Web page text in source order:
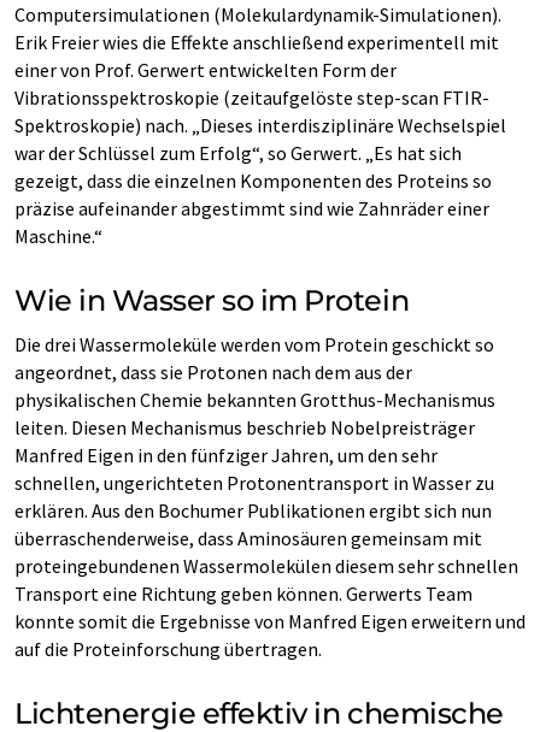
Computersimulationen (Molekulardynamik-Simulationen).
Erik Freier wies die Effekte anschließend experimentell mit
einer von Prof. Gerwert entwickelten Form der
Vibrationsspektroskopie (zeitaufgelöste step-scan FTIR-
Spektroskopie) nach. „Dieses interdisziplinäre Wechselspiel
war der Schlüssel zum Erfolg“, so Gerwert. „Es hat sich
gezeigt, dass die einzelnen Komponenten des Proteins so
präzise aufeinander abgestimmt sind wie Zahnräder einer
Maschine.“
Wie in Wasser so im Protein
Die drei Wassermoleküle werden vom Protein geschickt so
angeordnet, dass sie Protonen nach dem aus der
physikalischen Chemie bekannten Grotthus-Mechanismus
leiten. Diesen Mechanismus beschrieb Nobelpreisträger
Manfred Eigen in den fünfziger Jahren, um den sehr
schnellen, ungerichteten Protonentransport in Wasser zu
erklären. Aus den Bochumer Publikationen ergibt sich nun
überraschenderweise, dass Aminosäuren gemeinsam mit
proteingebundenen Wassermolekülen diesem sehr schnellen
Transport eine Richtung geben können. Gerwerts Team
konnte somit die Ergebnisse von Manfred Eigen erweitern und
auf die Proteinforschung übertragen.
Lichtenergie effektiv in chemische